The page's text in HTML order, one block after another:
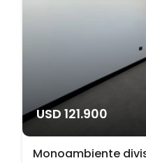
USD 121.900